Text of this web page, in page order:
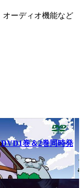
オーディオ機能など
巻＆2巻同時発